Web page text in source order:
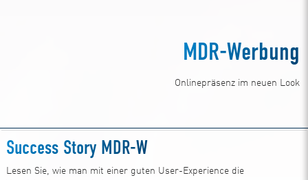
MDR-Werbung
Onlinepräsenz im neuen Look
Success Story MDR-W
Lesen Sie, wie man mit einer guten User-Experience die